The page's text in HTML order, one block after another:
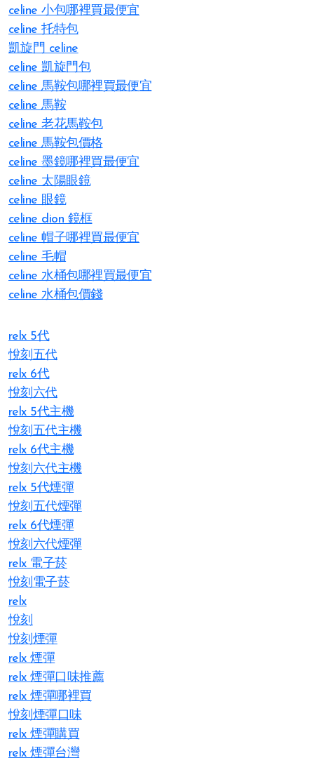
celine 小包哪裡買最便宜
celine 托特包
凱旋門 celine
celine 凱旋門包
celine 馬鞍包哪裡買最便宜
celine 馬鞍
celine 老花馬鞍包
celine 馬鞍包價格
celine 墨鏡哪裡買最便宜
celine 太陽眼鏡
celine 眼鏡
celine dion 鏡框
celine 帽子哪裡買最便宜
celine 毛帽
celine 水桶包哪裡買最便宜
celine 水桶包價錢
relx 5代
悅刻五代
relx 6代
悅刻六代
relx 5代主機
悅刻五代主機
relx 6代主機
悅刻六代主機
relx 5代煙彈
悅刻五代煙彈
relx 6代煙彈
悅刻六代煙彈
relx 電子菸
悅刻電子菸
relx
悅刻
悅刻煙彈
relx 煙彈
relx 煙彈口味推薦
relx 煙彈哪裡買
悅刻煙彈口味
relx 煙彈購買
relx 煙彈台灣